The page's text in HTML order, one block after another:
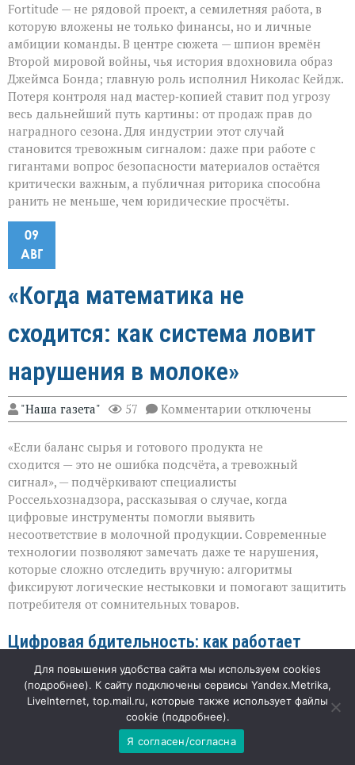
Fortitude — не рядовой проект, а семилетняя работа, в
которую вложены не только финансы, но и личные
амбиции команды. В центре сюжета — шпион времён
Второй мировой войны, чья история вдохновила образ
Джеймса Бонда; главную роль исполнил Николас Кейдж.
Потеря контроля над мастер‑копией ставит под угрозу
весь дальнейший путь картины: от продаж прав до
наградного сезона. Для индустрии этот случай
становится тревожным сигналом: даже при работе с
гигантами вопрос безопасности материалов остаётся
критически важным, а публичная риторика способна
ранить не меньше, чем юридические просчёты.
09
АВГ
«Когда математика не
сходится: как система ловит
нарушения в молоке»
"Наша газета" 57 Комментарии к
записи
математика
не
система
ловит
нарушения
в
молоке»
отключены
«Если баланс сырья и готового продукта не
сходится — это не ошибка подсчёта, а тревожный
сигнал», — подчёркивают специалисты
Россельхознадзора, рассказывая о случае, когда
цифровые инструменты помогли выявить
несоответствие в молочной продукции. Современные
технологии позволяют замечать даже те нарушения,
которые сложно отследить вручную: алгоритмы
фиксируют логические нестыковки и помогают защитить
потребителя от сомнительных товаров.
Цифровая бдительность: как работает
контроль
На помощь инспекторам пришёл электронный надзор:
аналитические модули системы «Меркурий» в связке с
искусственным интеллектом обрабатывают данные о
движении сырья и готовой продукции. В этот раз
Для повышения удобства сайта мы используем cookies
(подробнее). К сайту подключены сервисы Yandex.Metrika,
LiveInternet, top.mail.ru, которые также использует файлы
cookie (подробнее).
Я согласен/согласна